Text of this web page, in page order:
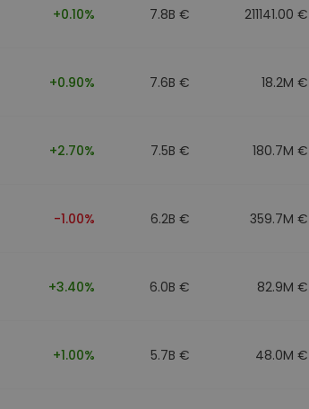
+0.10% 7.8B € 211141.00 €
+0.90% 7.6B € 18.2M €
+2.70% 7.5B € 180.7M €
-1.00% 6.2B € 359.7M €
+3.40% 6.0B € 82.9M €
+1.00% 5.7B € 48.0M €